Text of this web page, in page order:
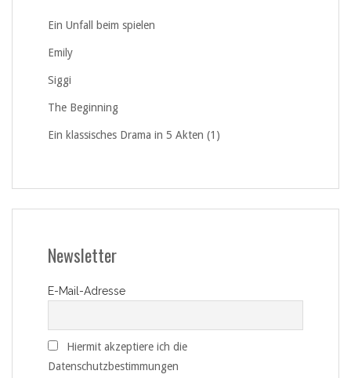
Ein Unfall beim spielen
Emily
Siggi
The Beginning
Ein klassisches Drama in 5 Akten (1)
Newsletter
E-Mail-Adresse
Hiermit akzeptiere ich die
Datenschutzbestimmungen